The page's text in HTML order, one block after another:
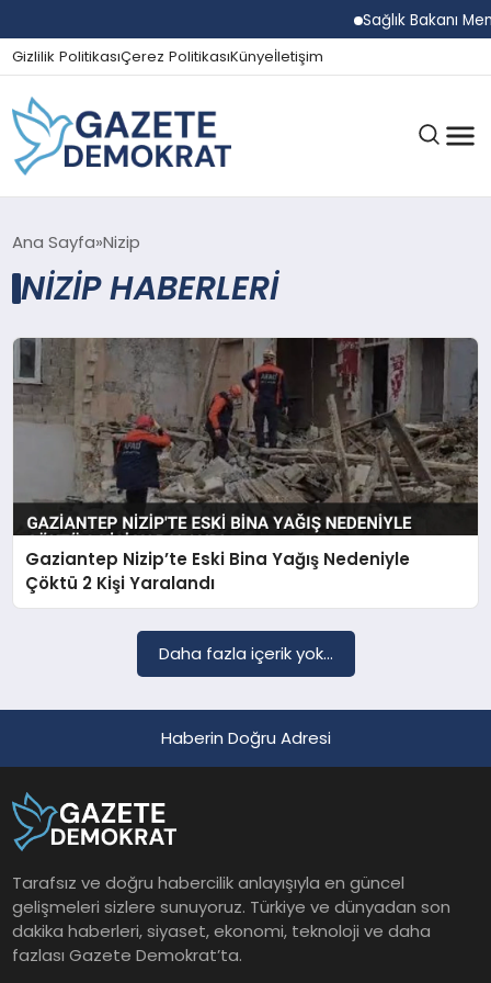
Sağlık Bakanı
Gizlilik PolitikasıÇerez PolitikasıKünyeİletişim
GÜNDEM
SPOR
MAGAZIN
SAĞLIK
YAŞAM
Ana Sayfa Nizip
NIZIP HABERLERI
Gaziantep Nizip’te Eski Bina Yağış Nedeniyle
Çöktü 2 Kişi Yaralandı
Daha fazla içerik yok...
Haberin Doğru Adresi
Tarafsız ve doğru habercilik anlayışıyla en güncel
gelişmeleri sizlere sunuyoruz. Türkiye ve dünyadan son
dakika haberleri, siyaset, ekonomi, teknoloji ve daha
fazlası Gazete Demokrat’ta.